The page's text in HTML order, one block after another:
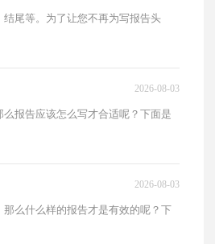
尾等。为了让您不再为写报告头
2026-08-03
报告应该怎么写才合适呢？下面是
2026-08-03
么什么样的报告才是有效的呢？下